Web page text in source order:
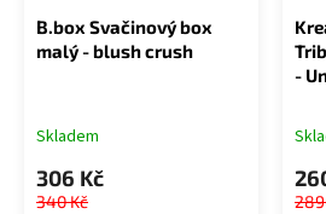
B.box Svačinový box
malý - blush crush
Skladem
306 Kč
340 Kč
-
289